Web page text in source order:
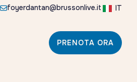
foyerdantan@brussonlive.it IT
PRENOTA ORA